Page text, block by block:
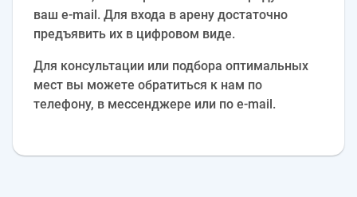
ваш e‑mail. Для входа в арену достаточно
предъявить их в цифровом виде.
Для консультации или подбора оптимальных
мест вы можете обратиться к нам по
телефону, в мессенджере или по e‑mail.